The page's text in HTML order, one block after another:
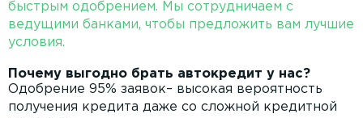
быстрым одобрением. Мы сотрудничаем с
ведущими банками, чтобы предложить вам лучшие
условия.
Почему выгодно брать автокредит у нас?
Одобрение 95% заявок– высокая вероятность
получения кредита даже со сложной кредитной